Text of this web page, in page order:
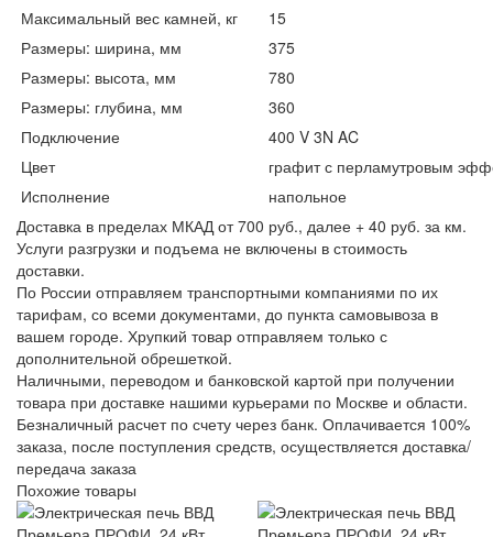
Максимальный вес камней, кг
15
Размеры: ширина, мм
375
Размеры: высота, мм
780
Размеры: глубина, мм
360
Подключение
400 V 3N AC
Цвет
графит с перламутровым
Исполнение
напольное
Доставка в пределах МКАД от 700 руб., далее + 40 руб. за км.
Услуги разгрузки и подъема не включены в стоимость
доставки.
По России отправляем транспортными компаниями по их
тарифам, со всеми документами, до пункта самовывоза в
вашем городе. Хрупкий товар отправляем только с
дополнительной обрешеткой.
Наличными, переводом и банковской картой при получении
товара при доставке нашими курьерами по Москве и области.
Безналичный расчет по счету через банк. Оплачивается 100%
заказа, после поступления средств, осуществляется доставка/
передача заказа
Похожие товары